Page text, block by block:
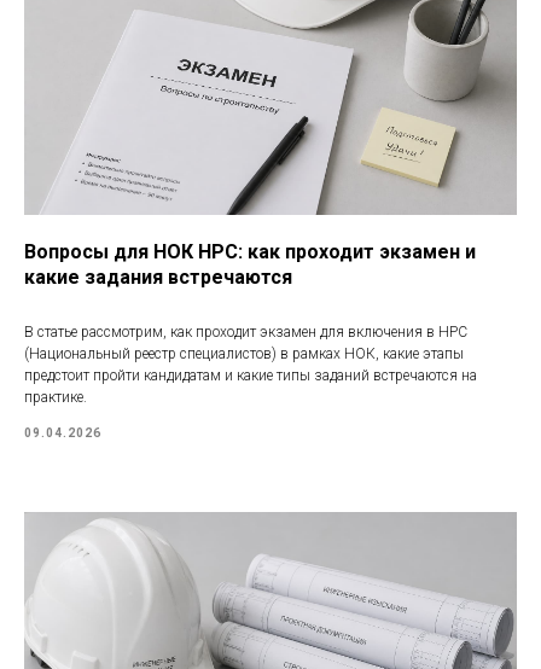
Вопросы для НОК НРС: как проходит экзамен и
какие задания встречаются
В статье рассмотрим, как проходит экзамен для включения в НРС
(Национальный реестр специалистов) в рамках НОК, какие этапы
предстоит пройти кандидатам и какие типы заданий встречаются на
практике.
09.04.2026